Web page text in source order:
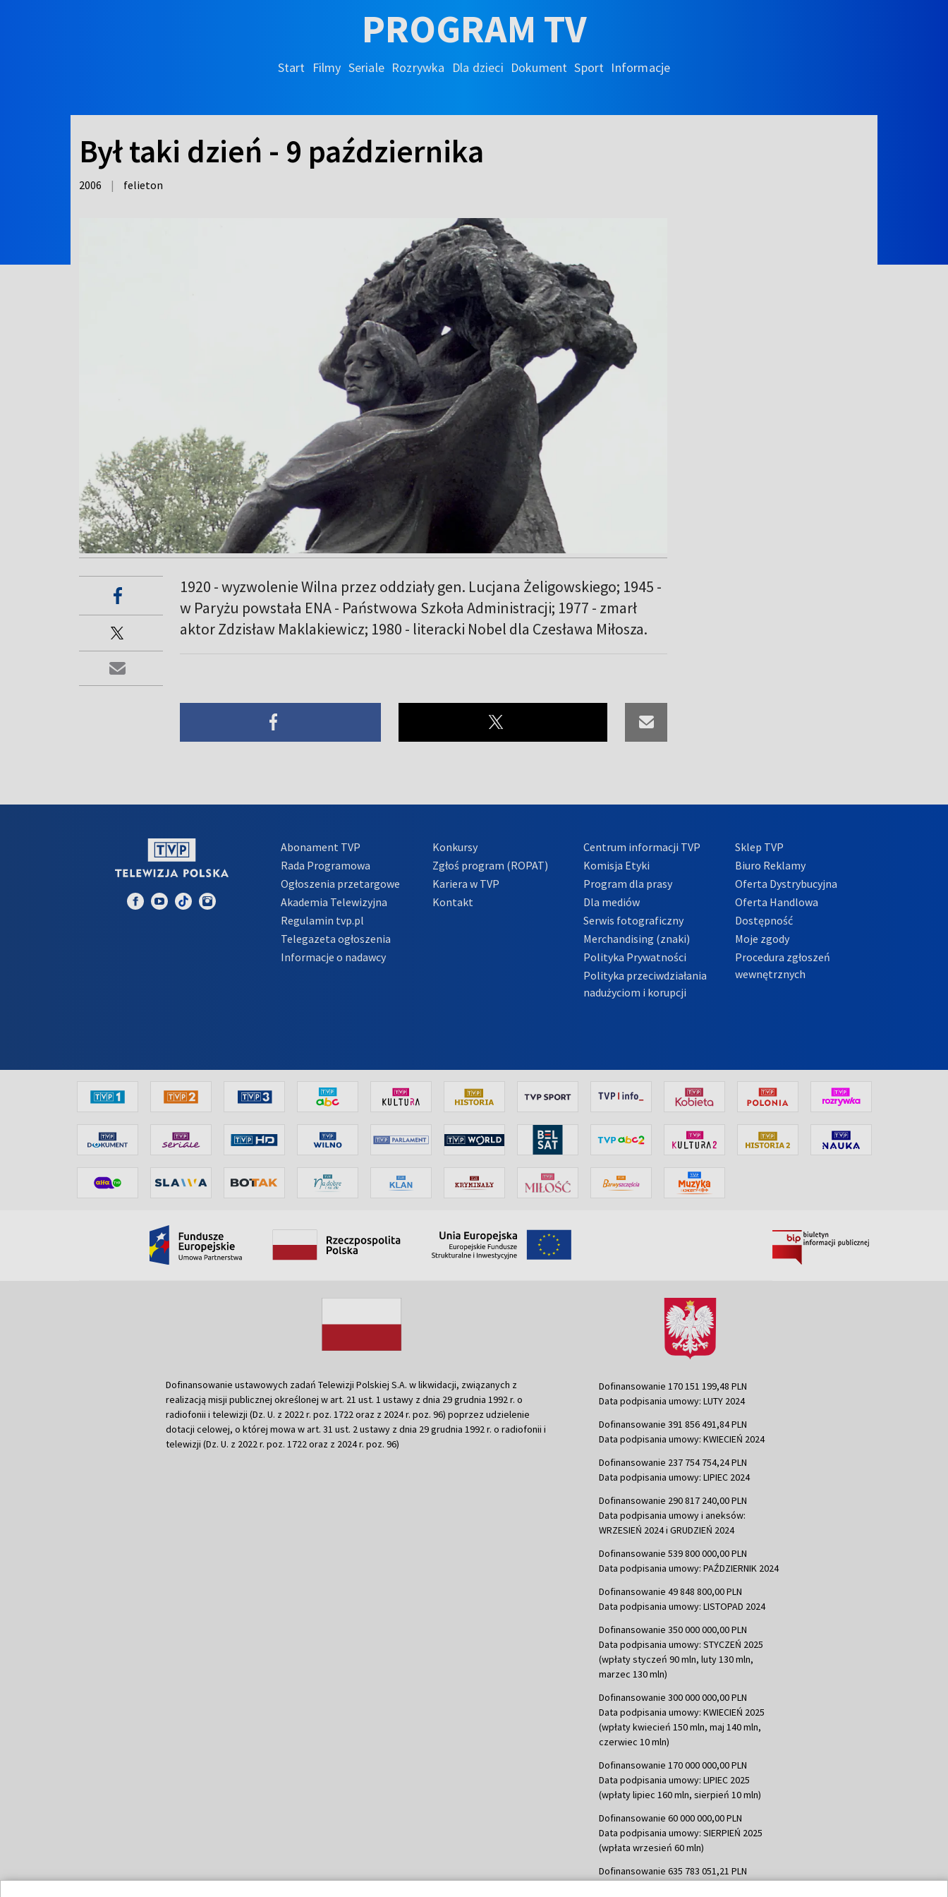
PROGRAM TV
Start Filmy Seriale Rozrywka Dla dzieci Dokument Sport Informacje
Był taki dzień - 9 października
2006 | felieton
1920 - wyzwolenie Wilna przez oddziały gen. Lucjana Żeligowskiego; 1945 -
w Paryżu powstała ENA - Państwowa Szkoła Administracji; 1977 - zmarł
aktor Zdzisław Maklakiewicz; 1980 - literacki Nobel dla Czesława Miłosza.
Abonament TVP
Rada Programowa
Ogłoszenia przetargowe
Akademia Telewizyjna
Regulamin tvp.pl
Telegazeta ogłoszenia
Informacje o nadawcy
Konkursy
Zgłoś program (ROPAT)
Kariera w TVP
Kontakt
Centrum informacji TVP
Komisja Etyki
Program dla prasy
Dla mediów
Serwis fotograficzny
Merchandising (znaki)
Polityka Prywatności
Polityka przeciwdziałania
nadużyciom i korupcji
Sklep TVP
Biuro Reklamy
Oferta Dystrybucyjna
Oferta Handlowa
Dostępność
Moje zgody
Procedura zgłoszeń
wewnętrznych
Dofinansowanie ustawowych zadań Telewizji Polskiej S.A. w likwidacji, związanych z
realizacją misji publicznej określonej w art. 21 ust. 1 ustawy z dnia 29 grudnia 1992 r. o
radiofonii i telewizji (Dz. U. z 2022 r. poz. 1722 oraz z 2024 r. poz. 96) poprzez udzielenie
dotacji celowej, o której mowa w art. 31 ust. 2 ustawy z dnia 29 grudnia 1992 r. o radiofonii i
telewizji (Dz. U. z 2022 r. poz. 1722 oraz z 2024 r. poz. 96)
Dofinansowanie 170 151 199,48 PLN
Data podpisania umowy: LUTY 2024
Dofinansowanie 391 856 491,84 PLN
Data podpisania umowy: KWIECIEŃ 2024
Dofinansowanie 237 754 754,24 PLN
Data podpisania umowy: LIPIEC 2024
Dofinansowanie 290 817 240,00 PLN
Data podpisania umowy i aneksów:
WRZESIEŃ 2024 i GRUDZIEŃ 2024
Dofinansowanie 539 800 000,00 PLN
Data podpisania umowy: PAŹDZIERNIK 2024
Dofinansowanie 49 848 800,00 PLN
Data podpisania umowy: LISTOPAD 2024
Dofinansowanie 350 000 000,00 PLN
Data podpisania umowy: STYCZEŃ 2025
(wpłaty styczeń 90 mln, luty 130 mln,
marzec 130 mln)
Dofinansowanie 300 000 000,00 PLN
Data podpisania umowy: KWIECIEŃ 2025
(wpłaty kwiecień 150 mln, maj 140 mln,
czerwiec 10 mln)
Dofinansowanie 170 000 000,00 PLN
Data podpisania umowy: LIPIEC 2025
(wpłaty lipiec 160 mln, sierpień 10 mln)
Dofinansowanie 60 000 000,00 PLN
Data podpisania umowy: SIERPIEŃ 2025
(wpłata wrzesień 60 mln)
Dofinansowanie 635 783 051,21 PLN